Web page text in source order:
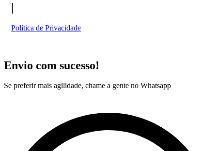
|
Política de Privacidade
Envio com sucesso!
Se preferir mais agilidade, chame a gente no Whatsapp